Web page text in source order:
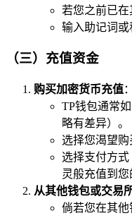
若您之前已在
输入助记词或
（三）充值资金
购买加密货币充值：
TP钱包通常
略有差异）。
选择您渴望购
选择支付方
灵般充值到您
从其他钱包或交易
倘若您在其他